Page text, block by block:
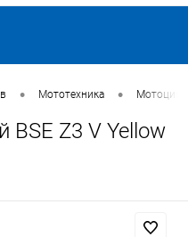
• Мототехника •
BSE Z3 V Yellow